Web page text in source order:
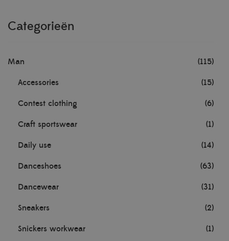
Categorieën
Man (115)
Accessories (15)
Contest clothing (6)
Craft sportswear (1)
Daily use (14)
Danceshoes (63)
Dancewear (31)
Sneakers (2)
Snickers workwear (1)